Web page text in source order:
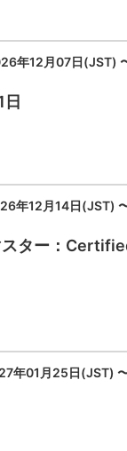
年12月07日(JST)
年12月14日(JST)
スター：
年01月25日(JST)